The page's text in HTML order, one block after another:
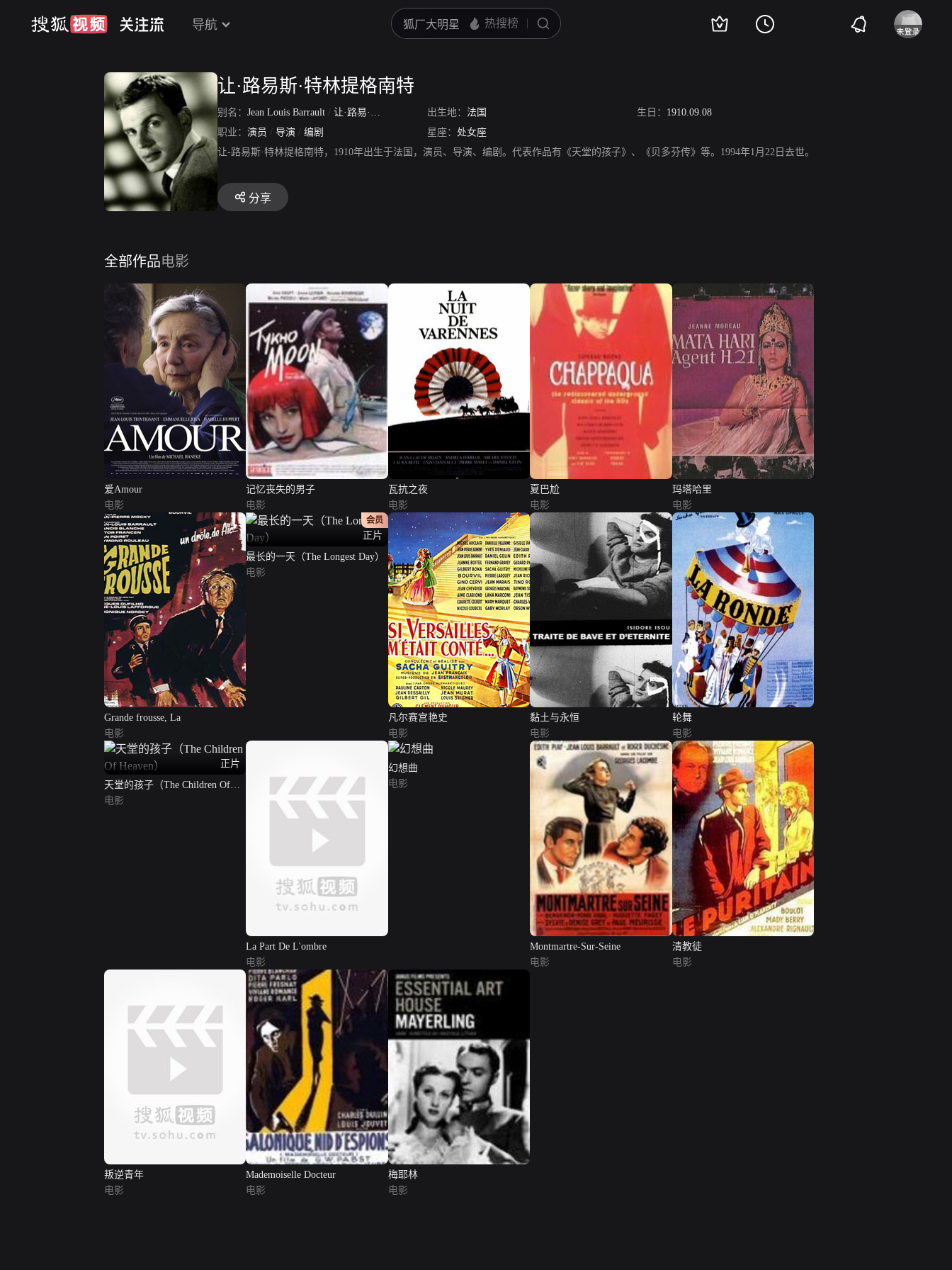
导航
让·路易斯·特林提格南特
别名： Jean Louis Barrault / 让·路易·巴霍 出生地： 法国 生日： 1910.09.08
职业： 演员 / 导演 / 编剧 星座： 处女座
让-路易斯·特林提格南特，1910年出生于法国，演员、导演、编剧。代表作品有《天堂的孩子》、《贝多芬传》等。1994年1月22日去世。
分享
全部作品电影
爱Amour
电影
记忆丧失的男子
电影
瓦抗之夜
电影
夏巴尬
电影
玛塔哈里
电影
Grande frousse, La
电影
正片
会员
最长的一天（The Longest Day）
电影
凡尔赛宫艳史
电影
黏土与永恒
电影
轮舞
电影
正片
天堂的孩子（The Children Of
Heaven）
电影
La Part De L'ombre
电影
幻想曲
电影
Montmartre-Sur-Seine
电影
清教徒
电影
叛逆青年
电影
Mademoiselle Docteur
电影
梅耶林
电影